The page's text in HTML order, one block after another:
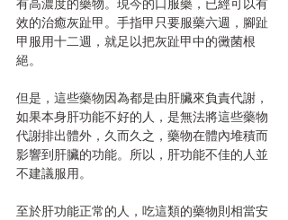
有高濃度的藥物。現今的口服藥，已經可以有
效的治癒灰趾甲。手指甲只要服藥六週，腳趾
甲服用十二週，就足以把灰趾甲中的黴菌根
絕。
但是，這些藥物因為都是由肝臟來負責代謝，
如果本身肝功能不好的人，是無法將這些藥物
代謝排出體外，久而久之，藥物在體內堆積而
影響到肝臟的功能。所以，肝功能不佳的人並
不建議服用。
至於肝功能正常的人，吃這類的藥物則相當安